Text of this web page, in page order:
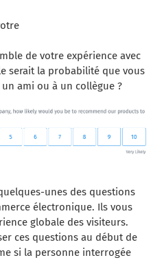
de votre expérience avec
serait la probabilité que vous
ami ou à un collègue ?
unes des questions
électronique. Ils vous
globale des visiteurs.
ces questions au début de
si la personne interrogée